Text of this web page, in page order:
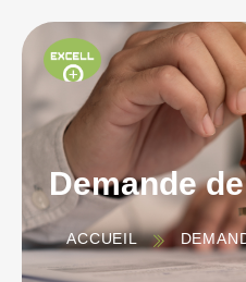
Demande
ACCUEIL